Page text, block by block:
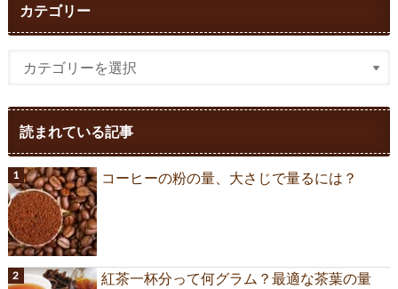
カテゴリー
読まれている記事
コーヒーの粉の量、大さじで量るには？
紅茶一杯分って何グラム？最適な茶葉の量